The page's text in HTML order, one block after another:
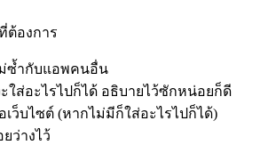
ต้องการ
ม่ซ้ำกับแอพคนอื่น
ะใส่อะไรไปก็ได้ อธิบายไว้ซักหน่อยก็ดี
อเว็บไซต์ (หากไม่มีก็ใส่อะไรไปก็ได้)
ยว่างไว้